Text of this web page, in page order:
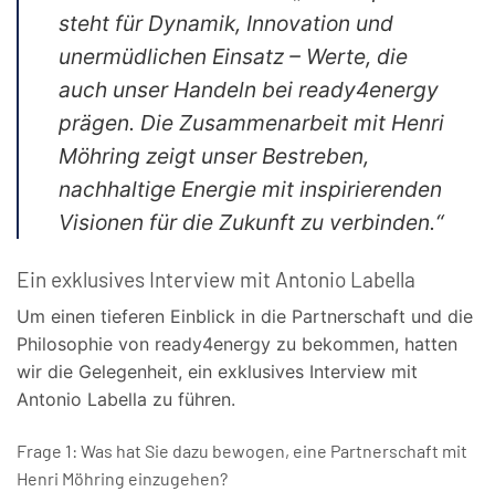
steht für Dynamik, Innovation und
unermüdlichen Einsatz – Werte, die
auch unser Handeln bei ready4energy
prägen. Die Zusammenarbeit mit Henri
Möhring zeigt unser Bestreben,
nachhaltige Energie mit inspirierenden
Visionen für die Zukunft zu verbinden.“
Ein exklusives Interview mit Antonio Labella
Um einen tieferen Einblick in die Partnerschaft und die
Philosophie von ready4energy zu bekommen, hatten
wir die Gelegenheit, ein exklusives Interview mit
Antonio Labella zu führen.
Frage 1: Was hat Sie dazu bewogen, eine Partnerschaft mit
Henri Möhring einzugehen?